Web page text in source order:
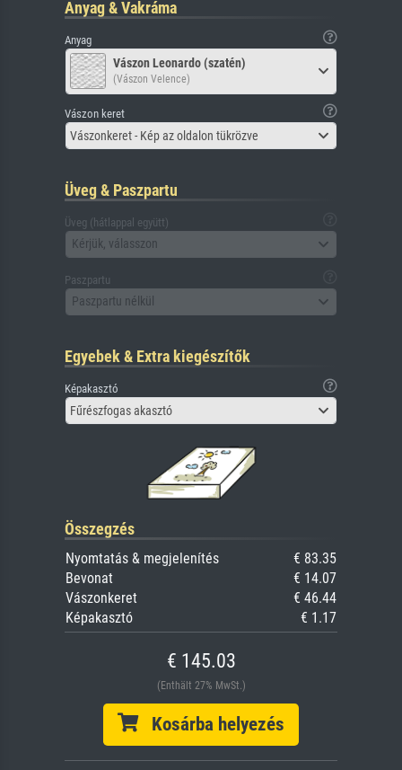
Anyag & Vakráma
Anyag
Vászon Leonardo (szatén)
(Vászon Velence)
Vászon keret
Vászonkeret - Kép az oldalon tükrözve
Üveg & Paszpartu
Üveg (hátlappal együtt)
Kérjük, válasszon
Paszpartu
Paszpartu nélkül
Egyebek & Extra kiegészítők
Képakasztó
Fűrészfogas akasztó
Összegzés
Nyomtatás & megjelenítés
€ 83.35
Bevonat
€ 14.07
Vászonkeret
€ 46.44
Képakasztó
€ 1.17
€ 145.03
(Enthält 27% MwSt.)
Kosárba helyezés